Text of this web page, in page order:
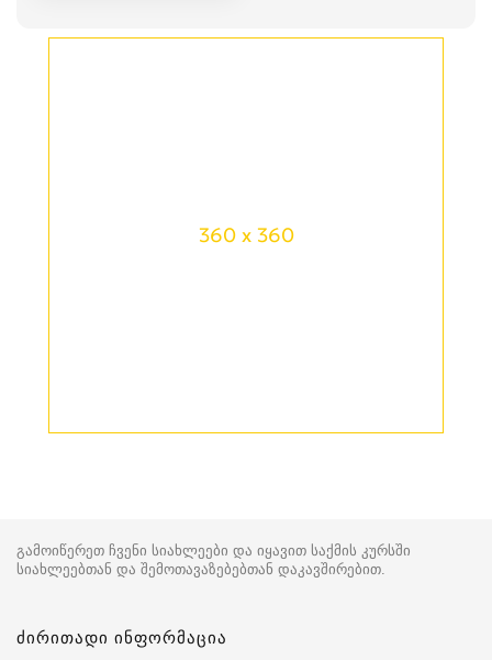
360 x 360
გამოიწერეთ ჩვენი სიახლეები და იყავით საქმის კურსში
სიახლეებთან და შემოთავაზებებთან დაკავშირებით.
ძირითადი ინფორმაცია